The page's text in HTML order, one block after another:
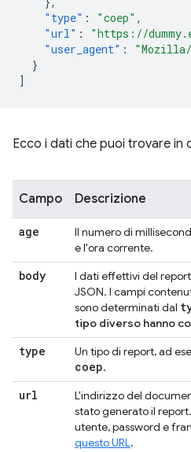
"type" : "coep" ,
"url" : "https://
"user_agent" :
}
]
Ecco i dati che puoi trovare in
Campo Descrizione
age
Il numero di
e l'ora corrente.
body
I dati effettivi del
JSON. I campi
sono determinati dal
tipo diverso hanno
type Un tipo di report, ad
coep.
url
L'indirizzo del
stato generato il
utente, password e
questo URL.